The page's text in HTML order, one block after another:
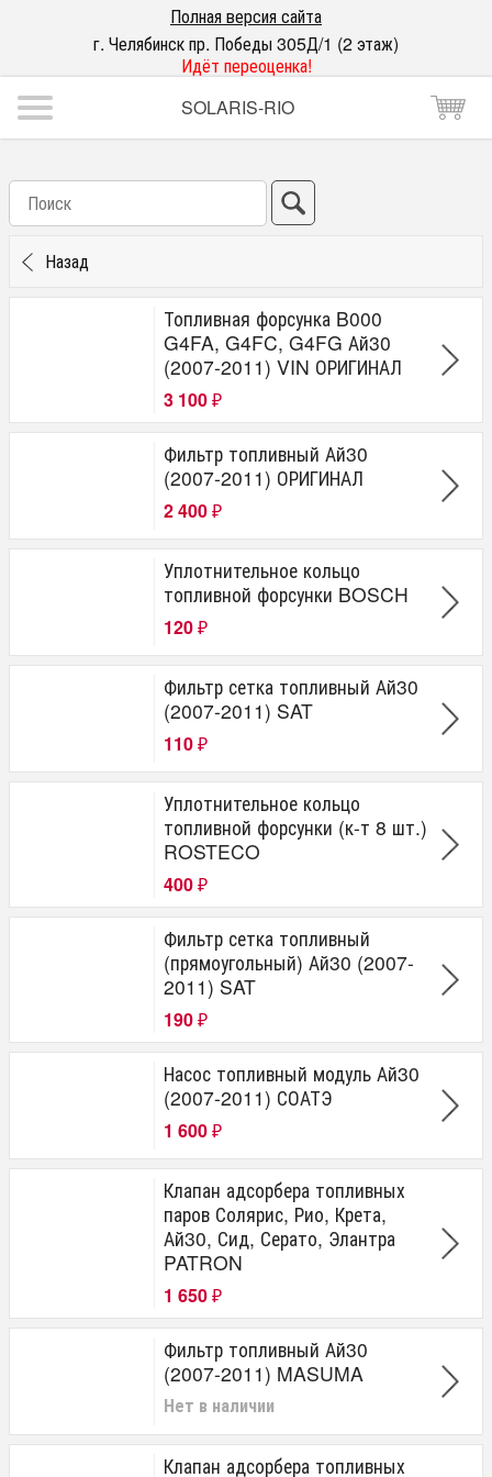
Полная версия сайта
г. Челябинск пр. Победы 305Д/1 (2 этаж)
Идёт переоценка!
SOLARIS-RIO
Назад
Топливная форсунка B000
G4FA, G4FC, G4FG Ай30
(2007-2011) VIN ОРИГИНАЛ
3 100 ₽
Фильтр топливный Ай30
(2007-2011) ОРИГИНАЛ
2 400 ₽
Уплотнительное кольцо
топливной форсунки BOSCH
120 ₽
Фильтр сетка топливный Ай30
(2007-2011) SAT
110 ₽
Уплотнительное кольцо
топливной форсунки (к-т 8 шт.)
ROSTECO
400 ₽
Фильтр сетка топливный
(прямоугольный) Ай30 (2007-
2011) SAT
190 ₽
Насос топливный модуль Ай30
(2007-2011) СОАТЭ
1 600 ₽
Клапан адсорбера топливных
паров Солярис, Рио, Крета,
Ай30, Сид, Серато, Элантра
PATRON
1 650 ₽
Фильтр топливный Ай30
(2007-2011) MASUMA
Нет в наличии
Клапан адсорбера топливных